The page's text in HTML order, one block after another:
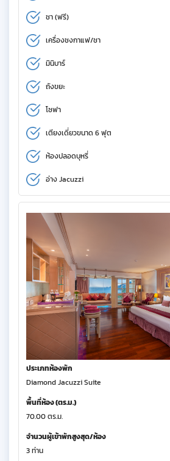
ชา (ฟรี)
เครื่องชงกาแฟ/ชา
มินิบาร์
ถังขยะ
โซฟา
เตียงเดี่ยวขนาด 6 ฟุต
ห้องปลอดบุหรี่
อ่าง Jacuzzi
ประเภทห้องพัก
Diamond Jacuzzi Suite
พื้นที่ห้อง (ตร.ม.)
70.00 ตร.ม.
จำนวนผู้เข้าพักสูงสุด/ห้อง
3 ท่าน